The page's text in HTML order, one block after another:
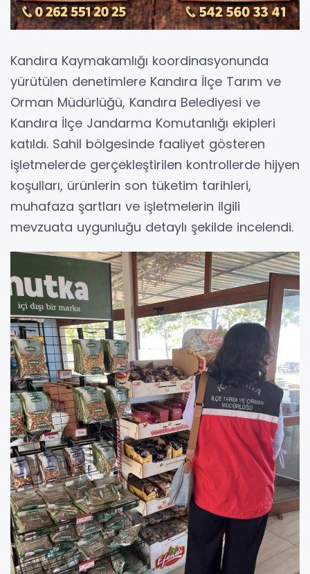
Kandıra Kaymakamlığı koordinasyonunda
yürütülen denetimlere Kandıra İlçe Tarım ve
Orman Müdürlüğü, Kandıra Belediyesi ve
Kandıra İlçe Jandarma Komutanlığı ekipleri
katıldı. Sahil bölgesinde faaliyet gösteren
işletmelerde gerçekleştirilen kontrollerde hijyen
koşulları, ürünlerin son tüketim tarihleri,
muhafaza şartları ve işletmelerin ilgili
mevzuata uygunluğu detaylı şekilde incelendi.